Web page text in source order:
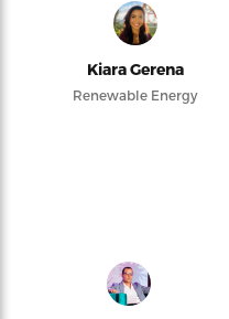
Kiara Gerena
Renewable Energy